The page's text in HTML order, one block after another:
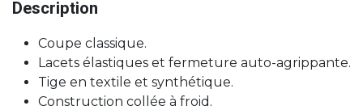
Description
Coupe classique.
Lacets élastiques et fermeture auto-agrippante.
Tige en textile et synthétique.
Construction collée à froid.